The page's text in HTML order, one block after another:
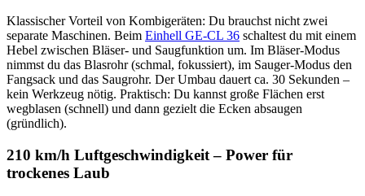
Klassischer Vorteil von Kombigeräten: Du brauchst nicht zwei
separate Maschinen. Beim Einhell GE-CL 36 schaltest du mit einem
Hebel zwischen Bläser- und Saugfunktion um. Im Bläser-Modus
nimmst du das Blasrohr (schmal, fokussiert), im Sauger-Modus den
Fangsack und das Saugrohr. Der Umbau dauert ca. 30 Sekunden –
kein Werkzeug nötig. Praktisch: Du kannst große Flächen erst
wegblasen (schnell) und dann gezielt die Ecken absaugen
(gründlich).
210 km/h Luftgeschwindigkeit – Power für
trockenes Laub